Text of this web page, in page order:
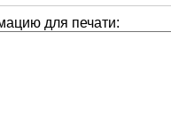
для печати: